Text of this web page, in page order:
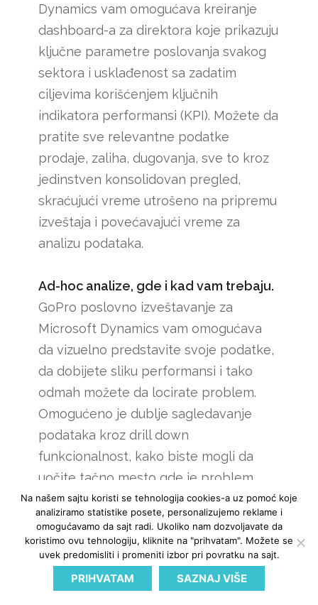
Dynamics vam omogućava kreiranje
dashboard-a za direktora koje prikazuju
ključne parametre poslovanja svakog
sektora i usklađenost sa zadatim
ciljevima korišćenjem ključnih
indikatora performansi (KPI). Možete da
pratite sve relevantne podatke
prodaje, zaliha, dugovanja, sve to kroz
jedinstven konsolidovan pregled,
skraćujući vreme utrošeno na pripremu
izveštaja i povećavajući vreme za
analizu podataka.
Ad-hoc analize, gde i kad vam trebaju.
GoPro poslovno izveštavanje za
Microsoft Dynamics vam omogućava
da vizuelno predstavite svoje podatke,
da dobijete sliku performansi i tako
odmah možete da locirate problem.
Omogućeno je dublje sagledavanje
podataka kroz drill down
funkcionalnost, kako biste mogli da
uočite tačno mesto gde je problem
nastao, da uvidite gde je potrebno
fokusirati se, šta biste mogli da
popravite u poslovanju. Ovaj pogled sa
vrha na poslovanje, dostupan je u
svako vreme, sa ažurnim podacima i
Na našem sajtu koristi se tehnologija cookies-a uz pomoć koje
analiziramo statistike posete, personalizujemo reklame i
omogućavamo da sajt radi. Ukoliko nam dozvoljavate da
koristimo ovu tehnologiju, kliknite na "prihvatam". Možete se
uvek predomisliti i promeniti izbor pri povratku na sajt.
PRIHVATAM SAZNAJ VIŠE